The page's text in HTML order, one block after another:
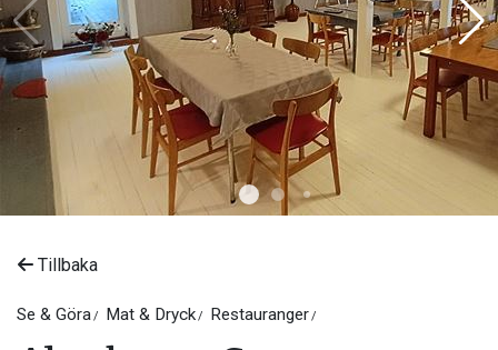
Tillbaka
Se & Göra Mat & Dryck Restauranger